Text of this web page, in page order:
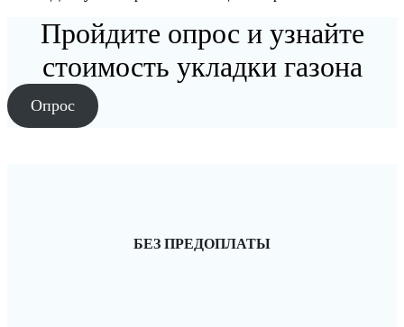
Пройдите опрос и узнайте
стоимость укладки газона
Опрос
БЕЗ ПРЕДОПЛАТЫ